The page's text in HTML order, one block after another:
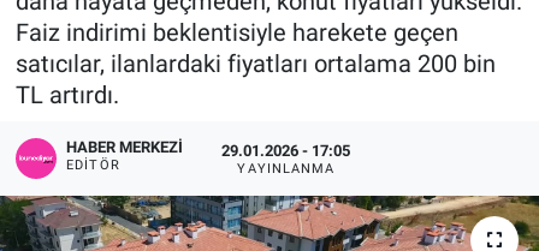
Faiz indirimi beklentisiyle harekete geçen
satıcılar, ilanlardaki fiyatları ortalama 200 bin
TL artırdı.
HABER MERKEZI
EDITÖR
29.01.2026 - 17:05
YAYINLANMA